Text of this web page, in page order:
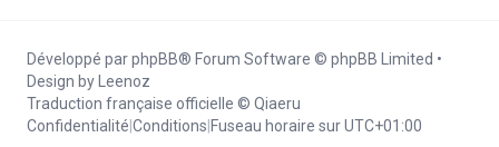
Développé parphpBB® Forum Software © phpBB Limited •
Design by
Leenoz
Traduction française officielle © Qiaeru
Confidentialité Conditions Fuseau horaire surUTC+01:00